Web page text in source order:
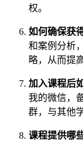
权。
如何确保获
和案例分析
略，从而提
加入课程后
我的微信，
群，与其他
课程提供哪